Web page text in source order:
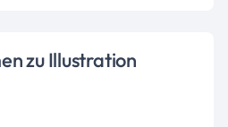
zu Illustration